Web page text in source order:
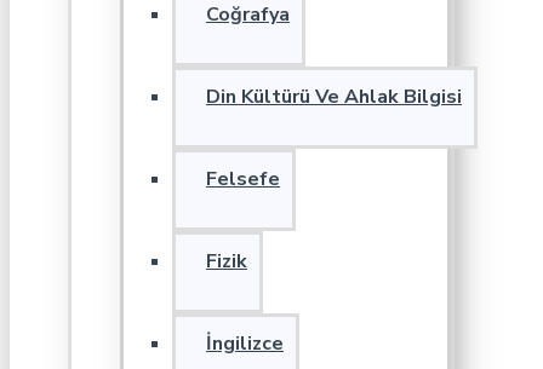
Coğrafya
Din Kültürü Ve Ahlak Bilgisi
Felsefe
Fizik
İngilizce